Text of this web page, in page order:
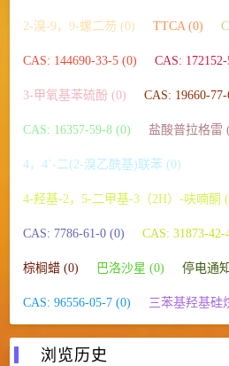
2-溴-9，9-螺二芴 (0) TTCA (0)
CAS: 144690-33-5 (0) CAS:
3-甲氧基苯硫酚 (0) CAS: 19660-
CAS: 16357-59-8 (0) 盐酸普拉格雷
4，4’-二(2-溴乙酰基)联苯 (0)
4-羟基-2，5-二甲基-3（2H）-呋喃酮
CAS: 7786-61-0 (0) CAS: 31873-42-
棕榈蜡 (0) 巴洛沙星 (0) 停电通
CAS: 96556-05-7 (0) 三苯基羟基硅
浏览历史